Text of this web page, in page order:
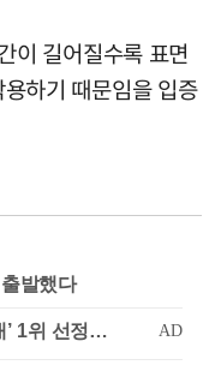
이 길어질수록 표면
하기 때문임을 입증
발했다